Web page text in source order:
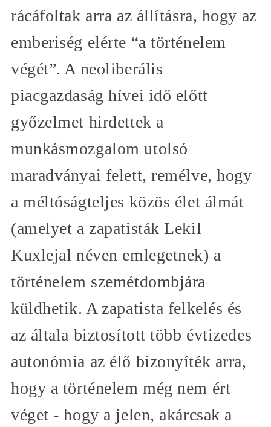
rácáfoltak arra az állításra, hogy az
emberiség elérte “a történelem
végét”. A neoliberális
piacgazdaság hívei idő előtt
győzelmet hirdettek a
munkásmozgalom utolsó
maradványai felett, remélve, hogy
a méltóságteljes közös élet álmát
(amelyet a zapatisták Lekil
Kuxlejal néven emlegetnek) a
történelem szemétdombjára
küldhetik. A zapatista felkelés és
az általa biztosított több évtizedes
autonómia az élő bizonyíték arra,
hogy a történelem még nem ért
véget - hogy a jelen, akárcsak a